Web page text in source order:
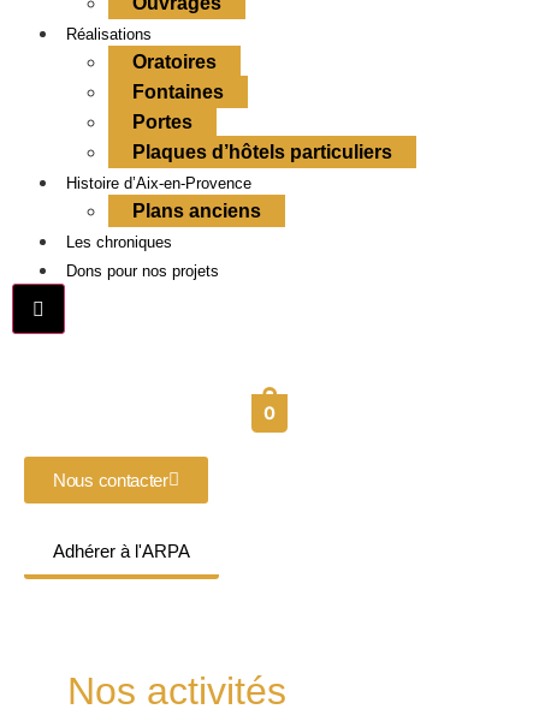
Réalisations
Oratoires
Fontaines
Portes
Plaques d’hôtels particuliers
Histoire d’Aix-en-Provence
Plans anciens
Les chroniques
Dons pour nos projets
Hamburger Toggle Menu
0
Nous contacter
Adhérer à l'ARPA
Nos activités